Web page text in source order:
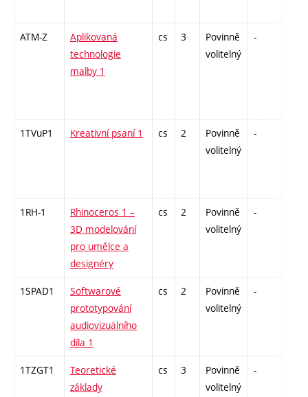
ATM-Z
Aplikovaná
technologie
malby 1
cs 3
Povinně
volitelný
-
1TVuP1 Kreativní psaní 1 cs 2
Povinně
volitelný
-
1RH-1
Rhinoceros 1 –
3D modelování
pro umělce a
designéry
cs 2
Povinně
volitelný
-
1SPAD1
Softwarové
prototypování
audiovizuálního
díla 1
cs 2
Povinně
volitelný
-
1TZGT1
Teoretické
základy
cs 3
Povinně
volitelný
-